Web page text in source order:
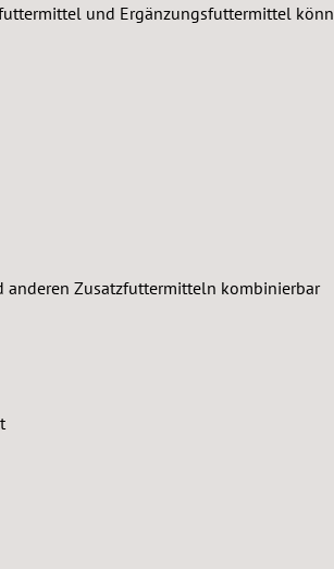
und Ergänzungsfuttermittel
Zusatzfuttermitteln kombinierbar